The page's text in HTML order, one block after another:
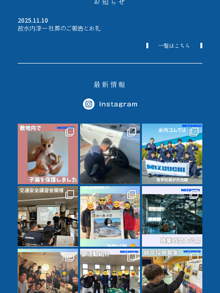
2025.11.10
故水内淳一 社葬のご報告とお礼
一覧はこちら
最新情報